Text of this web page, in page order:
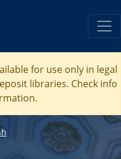
for use only in legal
libraries. Check info